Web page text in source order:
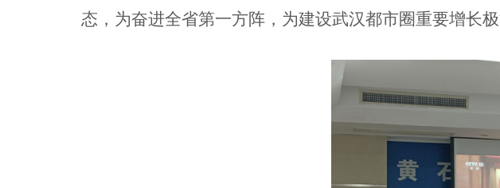
态，为奋进全省第一方阵，为建设武汉都市圈重要增长